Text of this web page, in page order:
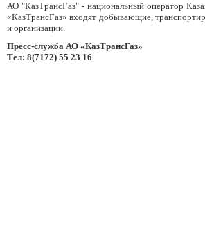
АО "КазТрансГаз" - национальный оператор
«КазТрансГаз» входят добывающие,
и организации.
Пресс-служба АО «КазТрансГаз»
Тел: 8(7172) 55 23 16